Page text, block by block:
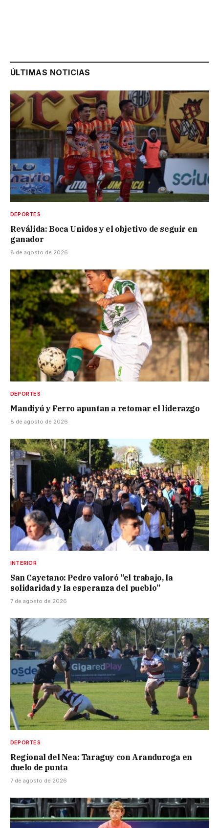
ÚLTIMAS NOTICIAS
DEPORTES
Reválida: Boca Unidos y el objetivo de seguir en
ganador
8 de agosto de 2026
DEPORTES
Mandiyú y Ferro apuntan a retomar el liderazgo
8 de agosto de 2026
INTERIOR
San Cayetano: Pedro valoró “el trabajo, la
solidaridad y la esperanza del pueblo”
7 de agosto de 2026
DEPORTES
Regional del Nea: Taraguy con Aranduroga en
duelo de punta
7 de agosto de 2026